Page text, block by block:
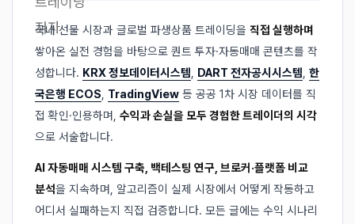
국내 선물 시장과 글로벌 파생상품 트레이딩을 직접 실행하며
쌓아온 실전 경험을 바탕으로 퀀트 투자·자동매매 콘텐츠를 작
성합니다. KRX 정보데이터시스템, DART 전자공시시스템, 한
국은행 ECOS, TradingView 등 공공 1차 시장 데이터를 직
접 확인·인용하며, 수익과 손실을 모두 경험한 트레이더의 시각
으로 서술합니다.
AI 자동매매 시스템 구축, 백테스팅 연구, 브로커·플랫폼 비교
분석을 지속하며, 알고리즘이 실제 시장에서 어떻게 작동하고
어디서 실패하는지 직접 검증합니다. 모든 글에는 수익 시나리